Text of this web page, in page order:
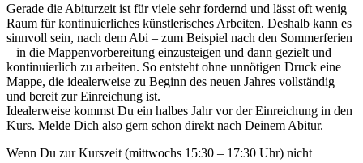
Gerade die Abiturzeit ist für viele sehr fordernd und lässt oft wenig
Raum für kontinuierliches künstlerisches Arbeiten. Deshalb kann es
sinnvoll sein, nach dem Abi – zum Beispiel nach den Sommerferien
– in die Mappenvorbereitung einzusteigen und dann gezielt und
kontinuierlich zu arbeiten. So entsteht ohne unnötigen Druck eine
Mappe, die idealerweise zu Beginn des neuen Jahres vollständig
und bereit zur Einreichung ist.
Idealerweise kommst Du ein halbes Jahr vor der Einreichung in den
Kurs. Melde Dich also gern schon direkt nach Deinem Abitur.
Wenn Du zur Kurszeit (mittwochs 15:30 – 17:30 Uhr) nicht